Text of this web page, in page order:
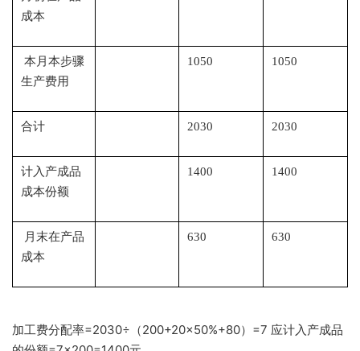
成本
本月本步骤
生产费用
1050 1050
合计 2030 2030
计入产成品
成本份额
1400 1400
月末在产品
成本
630 630
加工费分配率=2030÷（200+20×50%+80）=7 应计入产成品